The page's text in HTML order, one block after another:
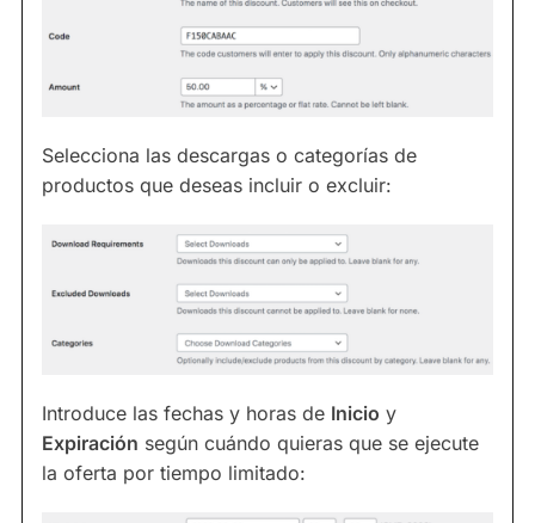
Selecciona las descargas o categorías de
productos que deseas incluir o excluir:
Introduce las fechas y horas de Inicio y
Expiración según cuándo quieras que se ejecute
la oferta por tiempo limitado: